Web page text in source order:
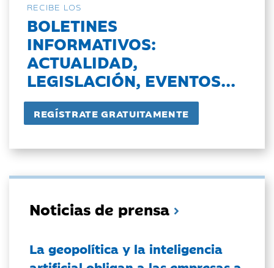
RECIBE LOS
BOLETINES
INFORMATIVOS:
ACTUALIDAD,
LEGISLACIÓN, EVENTOS...
Noticias de prensa
La geopolítica y la inteligencia